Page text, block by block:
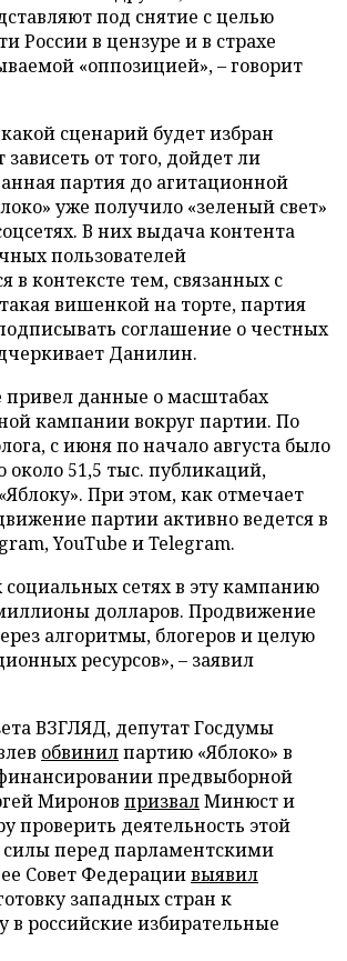
под снятие с целью
России в цензуре и в страхе
«оппозицией», – говорит
сценарий будет избран
зависеть от того, дойдет ли
партия до агитационной
уже получило «зеленый свет»
В них выдача контента
пользователей
в контексте тем, связанных с
вишенкой на торте, партия
соглашение о честных
Данилин.
привел данные о масштабах
кампании вокруг партии. По
с июня по начало августа было
около 51,5 тыс. публикаций,
При этом, как отмечает
партии активно ведется в
YouTube и Telegram.
социальных сетях в эту кампанию
долларов. Продвижение
алгоритмы, блогеров и целую
ресурсов», – заявил
ВЗГЛЯД, депутат Госдумы
обвинилпартию «Яблоко» в
предвыборной
Миронов призвалМинюст и
проверить деятельность этой
перед парламентскими
Совет Федерациивыявил
западных стран к
в российские избирательные